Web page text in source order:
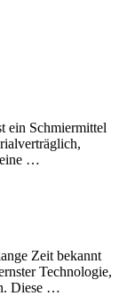
ein Schmiermittel
…
Zeit bekannt
Technologie,
Diese …